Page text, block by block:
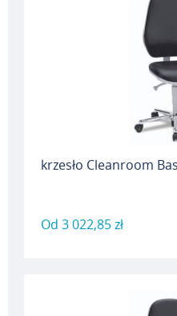
krzesło Cleanroom
Od 3 022,85 zł